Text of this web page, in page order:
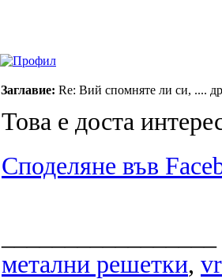
Заглавие: Re: Вий спомняте ли си, ....
Това е доста
Споделяне във
метални решетки,